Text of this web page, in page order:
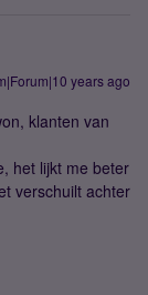
years ago
klanten van
het lijkt me beter
verschuilt achter